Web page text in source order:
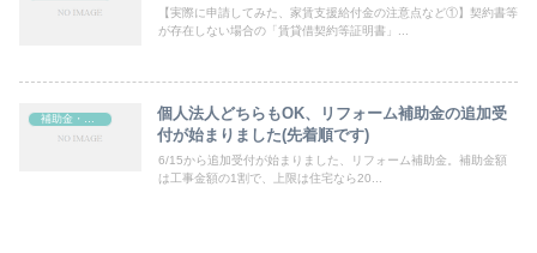
【実際に申請してみた、家賃支援給付金の注意点など①】契約書等
が存在しない場合の「賃貸借契約等証明書」...
補助金・助成金
個人法人どちらもOK、リフォーム補助金の追加受
付が始まりました(先着順です)
6/15から追加受付が始まりました、リフォーム補助金。補助金額
は工事金額の1割で、上限は住宅なら20...